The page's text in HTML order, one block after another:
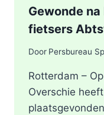
Gewonde
fietsers
Door Persbureau
Rotterdam –
Overschie